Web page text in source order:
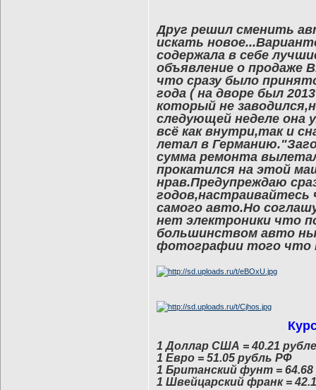
Друг решил сменить
искать
содержала в себе
объявление о продаже
что сразу было
года ( на дворе был
который не
следующей неделе она
всё как внутри,так и
летал в
сумма ремонта
прокатился на этой
нрав.Предупреждаю
самого авто.Но
нет электроники что
большинством авто
фотографии того что
1 Доллар США = 40.21
1 Евро = 51.05 рубль РФ
1 Британский фунт =
1 Швейцарский франк =